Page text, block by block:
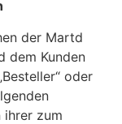
der Martd
dem Kunden
oder
ihrer zum